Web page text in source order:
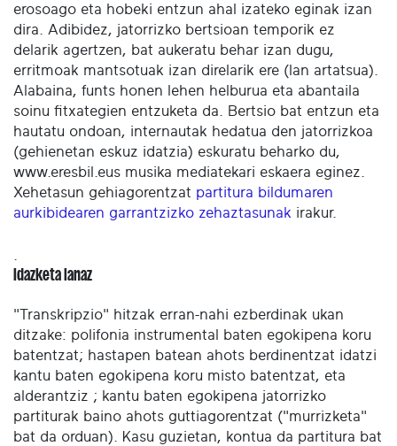
erosoago eta hobeki entzun ahal izateko eginak izan
dira. Adibidez, jatorrizko bertsioan temporik ez
delarik agertzen, bat aukeratu behar izan dugu,
erritmoak mantsotuak izan direlarik ere (lan artatsua).
Alabaina, funts honen lehen helburua eta abantaila
soinu fitxategien entzuketa da. Bertsio bat entzun eta
hautatu ondoan, internautak hedatua den jatorrizkoa
(gehienetan eskuz idatzia) eskuratu beharko du,
www.eresbil.eus musika mediatekari eskaera eginez.
Xehetasun gehiagorentzat partitura bildumaren
aurkibidearen garrantzizko zehaztasunak irakur.
Idazketa lanaz
"Transkripzio" hitzak erran-nahi ezberdinak ukan
ditzake: polifonia instrumental baten egokipena koru
batentzat; hastapen batean ahots berdinentzat idatzi
kantu baten egokipena koru misto batentzat, eta
alderantziz ; kantu baten egokipena jatorrizko
partiturak baino ahots guttiagorentzat ("murrizketa"
bat da orduan). Kasu guzietan, kontua da partitura bat